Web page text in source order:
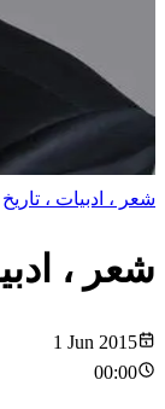
شعر ، ادبیات ، تاریخ
شعر ،
1 Jun 2015
00:00